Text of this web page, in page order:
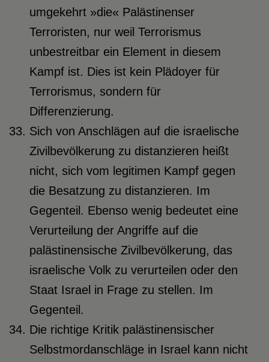
umgekehrt »die« Palästinenser
Terroristen, nur weil Terrorismus
unbestreitbar ein Element in diesem
Kampf ist. Dies ist kein Plädoyer für
Terrorismus, sondern für
Differenzierung.
Sich von Anschlägen auf die israelische
Zivilbevölkerung zu distanzieren heißt
nicht, sich vom legitimen Kampf gegen
die Besatzung zu distanzieren. Im
Gegenteil. Ebenso wenig bedeutet eine
Verurteilung der Angriffe auf die
palästinensische Zivilbevölkerung, das
israelische Volk zu verurteilen oder den
Staat Israel in Frage zu stellen. Im
Gegenteil.
Die richtige Kritik palästinensischer
Selbstmordanschläge in Israel kann nicht